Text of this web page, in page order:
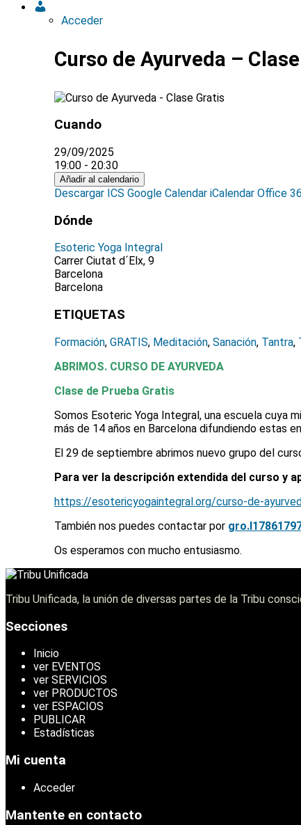
Acceder
Curso de Ayurveda –
Cuando
29/09/2025
19:00 - 20:30
Añadir al calendario
Descargar ICS Google Calendar iCalendar Office
Dónde
Esoteric Yoga Integral
Carrer Ciutat d´Elx, 9
Barcelona
Barcelona
ETIQUETAS
Formación, GRATIS, Meditación, Sanación, Tantra,
ABRIMOS. CURSO DE AYURVEDA
Clase de Prueba Gratis
Somos Esoteric Yoga Integral, una escuela cuya
más de 14 años en Barcelona difundiendo estas
El 29 de septiembre abrimos nuevo grupo del
Para ver la descripción extendida del curso y
https://esotericyogaintegral.org/curso-de-
También nos puedes contactar por gro.l
Os esperamos con mucho entusiasmo.
Tribu Unificada, la unión de diversas partes de la Tribu
Secciones
Inicio
ver EVENTOS
ver SERVICIOS
ver PRODUCTOS
ver ESPACIOS
PUBLICAR
Estadísticas
Mi cuenta
Acceder
Mantente en contacto